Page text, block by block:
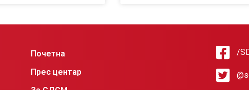
Почетна
Прес центар
/